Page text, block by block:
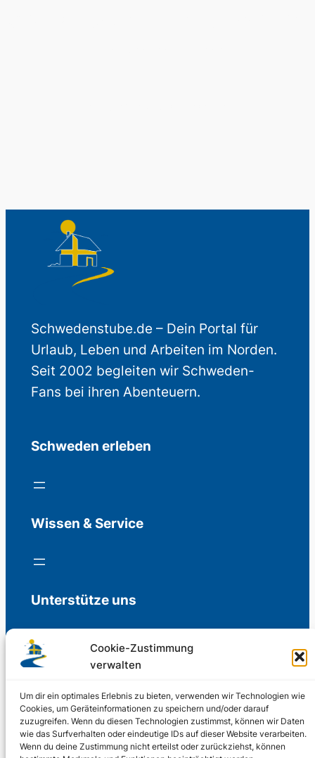
Cookie-Zustimmung
verwalten
Um dir ein optimales Erlebnis zu bieten, verwenden wir Technologien wie
Cookies, um Geräteinformationen zu speichern und/oder darauf
zuzugreifen. Wenn du diesen Technologien zustimmst, können wir Daten
wie das Surfverhalten oder eindeutige IDs auf dieser Website verarbeiten.
Wenn du deine Zustimmung nicht erteilst oder zurückziehst, können
Schwedenstube.de – Dein Portal für
Urlaub, Leben und Arbeiten im Norden.
Seit 2002 begleiten wir Schweden-
Fans bei ihren Abenteuern.
Schweden erleben
Wissen & Service
Unterstütze uns
Freiwillige Spenden für die Aufrechterhaltung
Support us